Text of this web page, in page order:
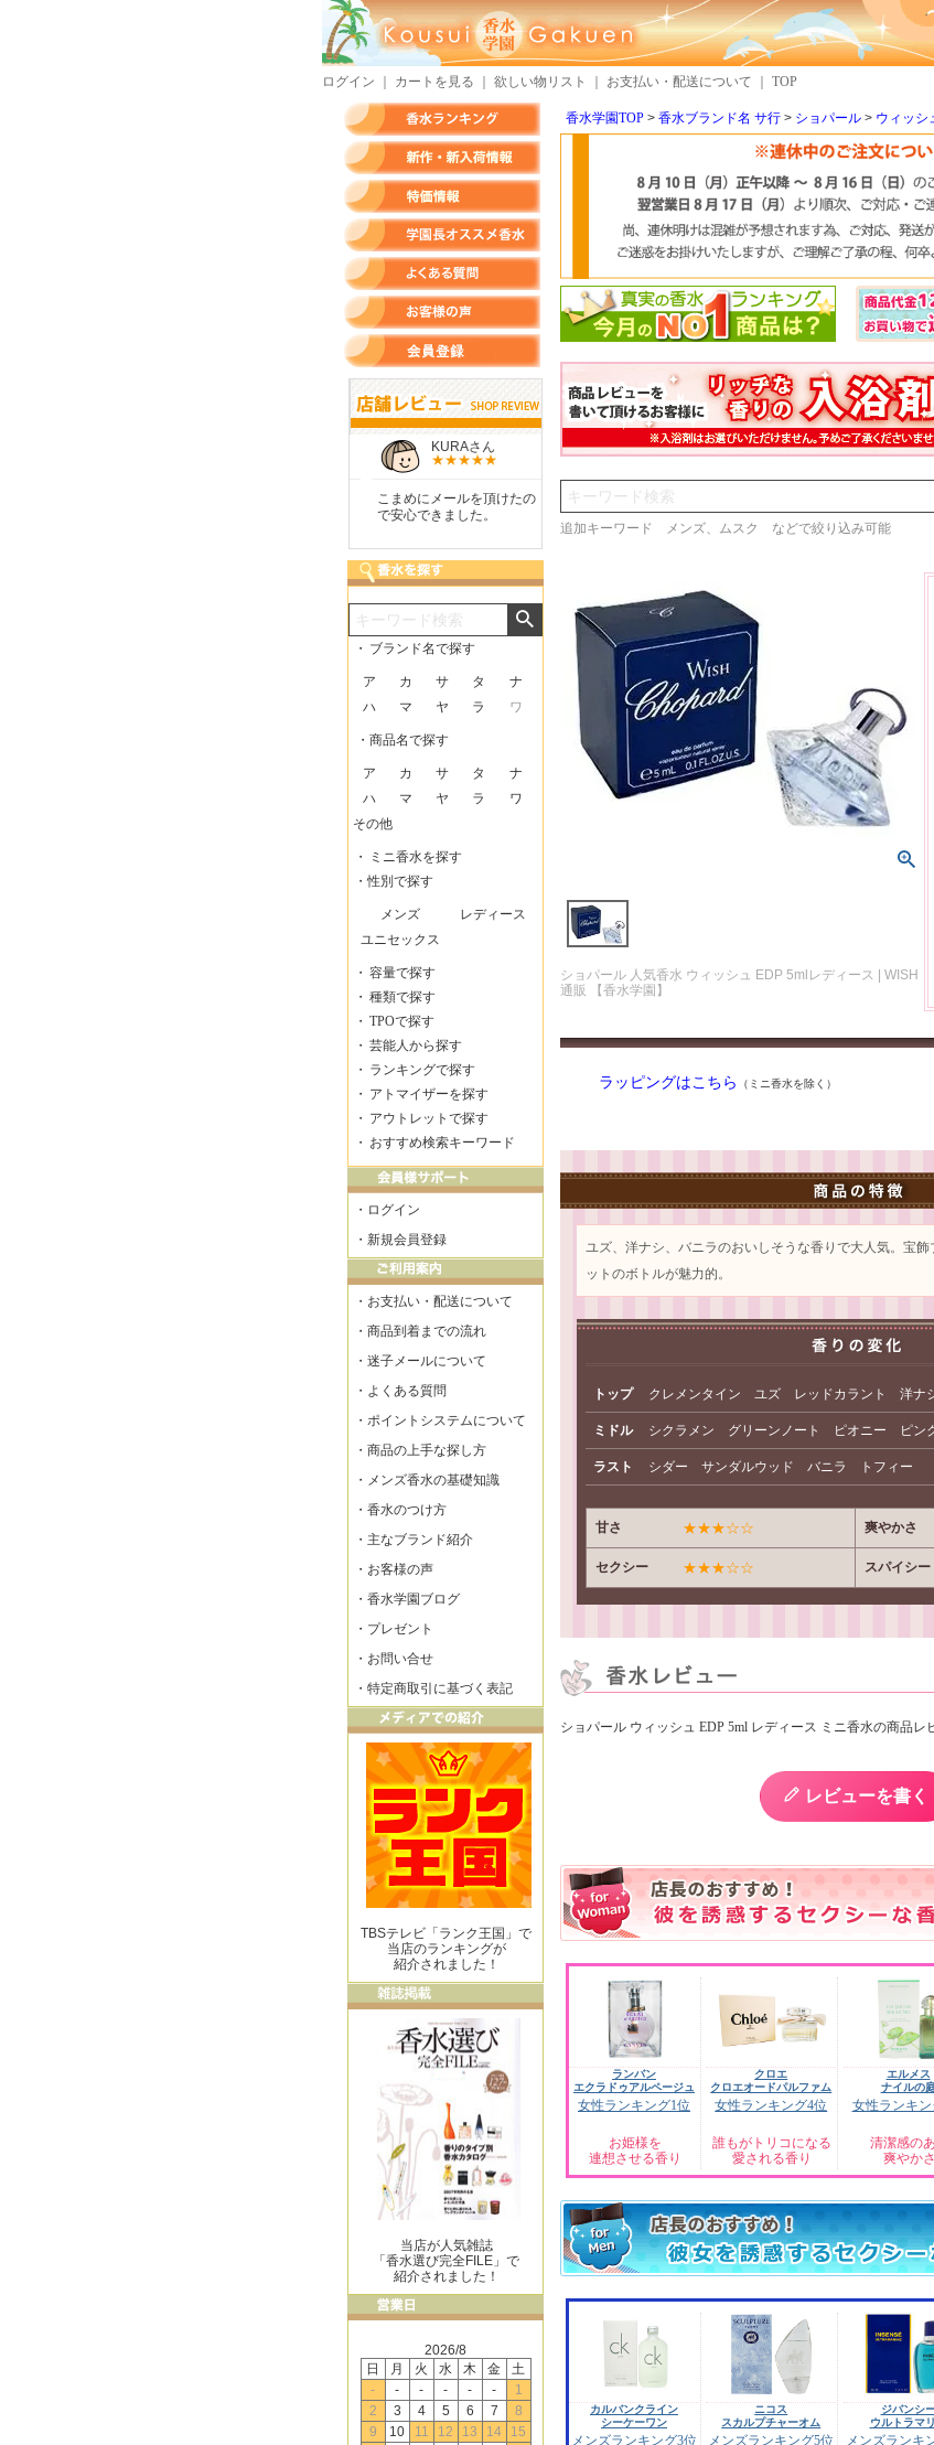
ログイン カートを見る 欲しい物リスト お支払い・配送について TOP
香水学園TOP 香水ブランド名 サ行 ショパール ウィッシ
検索
追加キーワード メンズ、ムスク などで絞り込み可能
ショパール 人気香水 ウィッシュ EDP 5mlレディース | WISH
通販 【香水学園】
ラッピングはこちら （ミニ香水を除く）
ユズ、洋ナシ、バニラのおいしそうな香りで大人気。宝
ットのボトルが魅力的。
トップ クレメンタイン ユズ レッドカラント 洋ナ
ミドル シクラメン グリーンノート ピオニー ピン
ラスト シダー サンダルウッド バニラ トフィー
甘さ ★★★☆☆ 爽やかさ
セクシー ★★★☆☆ スパイシー
ショパール ウィッシュ EDP 5ml レディース ミニ香水の商品レ
レビューを書く
ランバン
エクラドゥアルページュ
女性ランキング1位
お姫様を
連想させる香り
クロエ
クロエオードパルファム
女性ランキング4位
誰もがトリコになる
愛される香り
エルメス
ナイルの
女性ランキン
清潔感の
爽やかさ
カルバンクライン
シーケーワン
メンズランキング3位
ニコス
スカルプチャーオム
メンズランキング5位
ジバンシ
ウルトラマ
メンズランキ
KURAさん
こまめにメールを頂けたの
で安心できました。
しらすさん
商品が早く届いたのでよか
ったです。また利用させて
もらいます！
MMさん
量試せるところが魅力でし
た。
・ ブランド名で探す
ア カ サ タ
ナ
ハ
マ ヤ ラ ワ
・商品名で探す
ア カ サ タ
ナ
ハ
マ ヤ ラ
ワ
その他
・
ミニ香水を探す
・性別で探す
メンズ
レディース
ユニセックス
・ 容量で探す
・ 種類で探す
・ TPOで探す
・ 芸能人から探す
・ ランキングで探す
・ アトマイザーを探す
・ アウトレットで探す
・ おすすめ検索キーワード
・ ログイン
・ 新規会員登録
・ お支払い・配送について
・ 商品到着までの流れ
・ 迷子メールについて
・ よくある質問
・ ポイントシステムについて
・ 商品の上手な探し方
・ メンズ香水の基礎知識
・ 香水のつけ方
・ 主なブランド紹介
・ お客様の声
・ 香水学園ブログ
・ プレゼント
・ お問い合せ
・ 特定商取引に基づく表記
TBSテレビ「ランク王国」で
当店のランキングが
紹介されました！
当店が人気雑誌
「香水選び完全FILE」で
紹介されました！
2026/8
日
月 火 水 木 金
土
-
- - - - -
1
2
3 4 5 6 7
8
9
10 11 12 13 14
15